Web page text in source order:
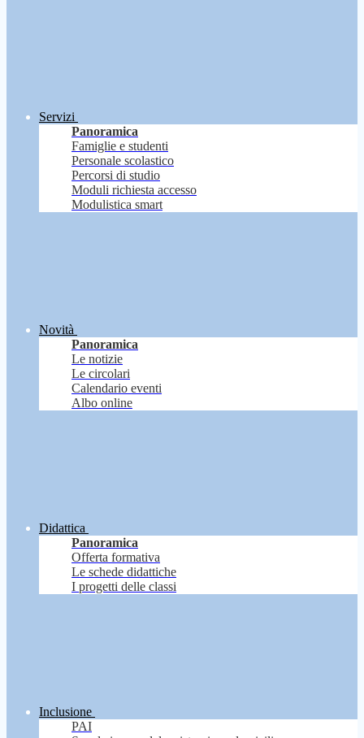
Servizi
Panoramica
Famiglie e studenti
Personale scolastico
Percorsi di studio
Moduli richiesta accesso
Modulistica smart
Novità
Panoramica
Le notizie
Le circolari
Calendario eventi
Albo online
Didattica
Panoramica
Offerta formativa
Le schede didattiche
I progetti delle classi
Inclusione
PAI